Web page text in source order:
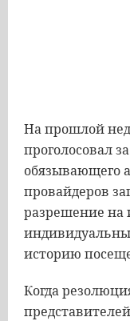
На прошлой
проголосовал
обязывающего
провайдеров
разрешение на
историю
Когда